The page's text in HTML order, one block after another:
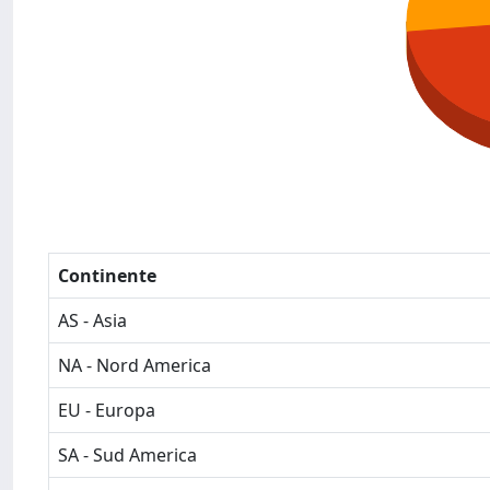
Continente
AS - Asia
NA - Nord America
EU - Europa
SA - Sud America